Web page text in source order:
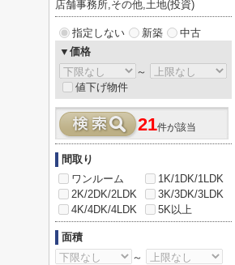
店舗事務所,その他,土地(投資)
指定しない 新築
中古
▼価格
～
値下げ物件
21件が該当
間取り
ワンルーム
1K/1DK/1LDK
2K/2DK/2LDK
3K/3DK/3LDK
4K/4DK/4LDK
5K以上
面積
～